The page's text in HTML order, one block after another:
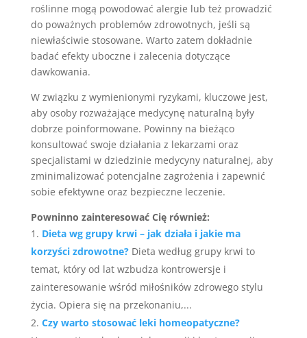
roślinne mogą powodować alergie lub też prowadzić
do poważnych problemów zdrowotnych, jeśli są
niewłaściwie stosowane. Warto zatem dokładnie
badać efekty uboczne i zalecenia dotyczące
dawkowania.
W związku z wymienionymi ryzykami, kluczowe jest,
aby osoby rozważające medycynę naturalną były
dobrze poinformowane. Powinny na bieżąco
konsultować swoje działania z lekarzami oraz
specjalistami w dziedzinie medycyny naturalnej, aby
zminimalizować potencjalne zagrożenia i zapewnić
sobie efektywne oraz bezpieczne leczenie.
Powninno zainteresować Cię również:
Dieta wg grupy krwi – jak działa i jakie ma
korzyści zdrowotne? Dieta według grupy krwi to
temat, który od lat wzbudza kontrowersje i
zainteresowanie wśród miłośników zdrowego stylu
życia. Opiera się na przekonaniu,...
Czy warto stosować leki homeopatyczne?